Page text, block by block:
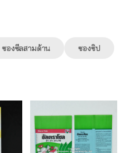
ซองซีลสามด้าน ซองซิป